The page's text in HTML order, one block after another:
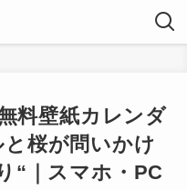
料壁紙カレンダ
桜が問いかけ
“｜スマホ・PC